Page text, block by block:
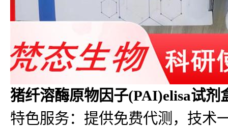
猪纤溶酶原物因子(PAI)elisa试剂
特色服务：提供免费代测，技术